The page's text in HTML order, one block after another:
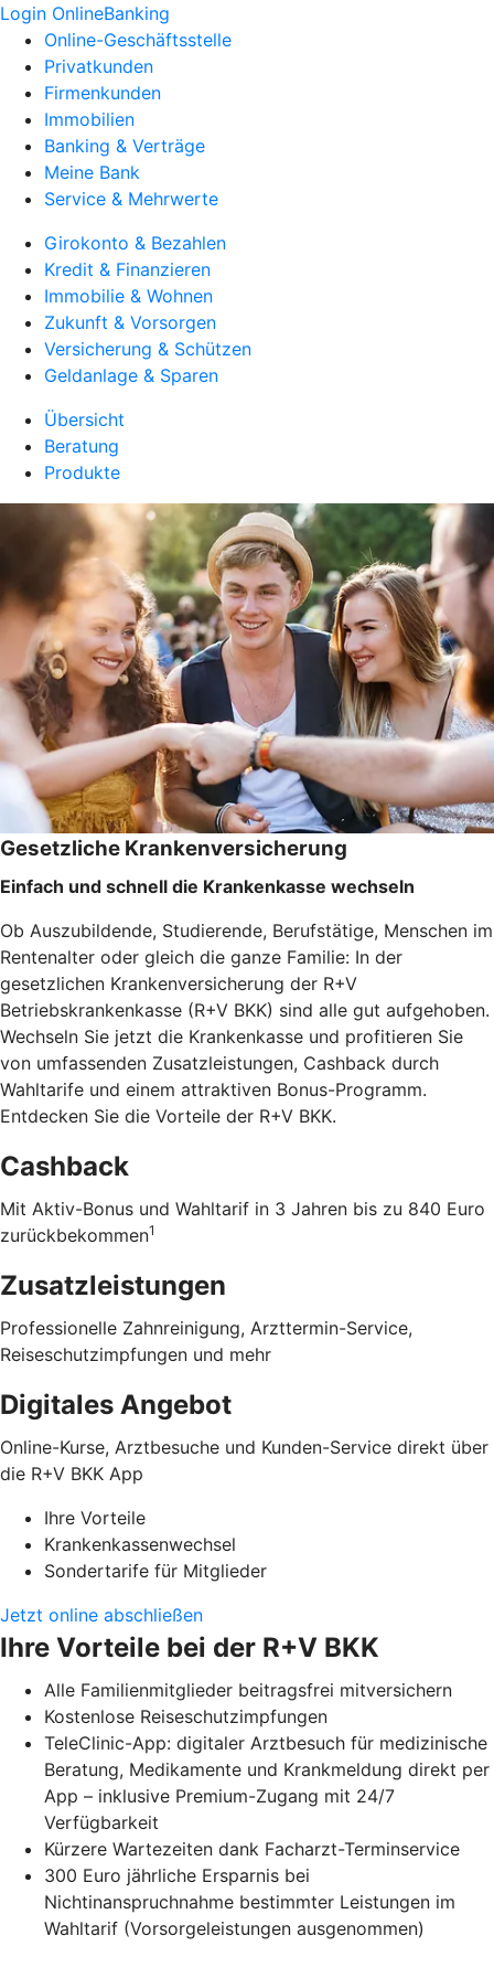
Login OnlineBanking
Online-Geschäftsstelle
Privatkunden
Firmenkunden
Immobilien
Banking & Verträge
Meine Bank
Service & Mehrwerte
Girokonto & Bezahlen
Kredit & Finanzieren
Immobilie & Wohnen
Zukunft & Vorsorgen
Versicherung & Schützen
Geldanlage & Sparen
Übersicht
Beratung
Produkte
Gesetzliche Krankenversicherung
Einfach und schnell die Krankenkasse wechseln
Ob Auszubildende, Studierende, Berufstätige, Menschen im
Rentenalter oder gleich die ganze Familie: In der
gesetzlichen Krankenversicherung der R+V
Betriebskrankenkasse (R+V BKK) sind alle gut aufgehoben.
Wechseln Sie jetzt die Krankenkasse und profitieren Sie
von umfassenden Zusatzleistungen, Cashback durch
Wahltarife und einem attraktiven Bonus-Programm.
Entdecken Sie die Vorteile der R+V BKK.
Cashback
Mit Aktiv-Bonus und Wahltarif in 3 Jahren bis zu 840 Euro
zurückbekommen1
Zusatzleistungen
Professionelle Zahnreinigung, Arzttermin-Service,
Reiseschutzimpfungen und mehr
Digitales Angebot
Online-Kurse, Arztbesuche und Kunden-Service direkt über
die R+V BKK App
Ihre Vorteile
Krankenkassenwechsel
Sondertarife für Mitglieder
Jetzt online abschließen
Ihre Vorteile bei der R+V BKK
Alle Familienmitglieder beitragsfrei mitversichern
Kostenlose Reiseschutzimpfungen
TeleClinic-App: digitaler Arztbesuch für medizinische
Beratung, Medikamente und Krankmeldung direkt per
App – inklusive Premium-Zugang mit 24/7
Verfügbarkeit
Kürzere Wartezeiten dank Facharzt-Terminservice
300 Euro jährliche Ersparnis bei
Nichtinanspruchnahme bestimmter Leistungen im
Wahltarif (Vorsorgeleistungen ausgenommen)